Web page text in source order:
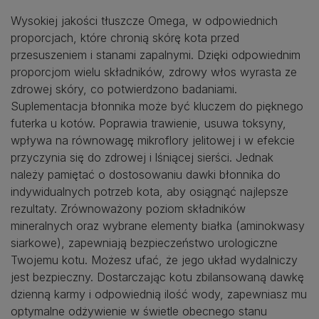
Wysokiej jakości tłuszcze Omega, w odpowiednich
proporcjach, które chronią skórę kota przed
przesuszeniem i stanami zapalnymi. Dzięki odpowiednim
proporcjom wielu składników, zdrowy włos wyrasta ze
zdrowej skóry, co potwierdzono badaniami.
Suplementacja błonnika może być kluczem do pięknego
futerka u kotów. Poprawia trawienie, usuwa toksyny,
wpływa na równowagę mikroflory jelitowej i w efekcie
przyczynia się do zdrowej i lśniącej sierści. Jednak
należy pamiętać o dostosowaniu dawki błonnika do
indywidualnych potrzeb kota, aby osiągnąć najlepsze
rezultaty. Zrównoważony poziom składników
mineralnych oraz wybrane elementy białka (aminokwasy
siarkowe), zapewniają bezpieczeństwo urologiczne
Twojemu kotu. Możesz ufać, że jego układ wydalniczy
jest bezpieczny. Dostarczając kotu zbilansowaną dawkę
dzienną karmy i odpowiednią ilość wody, zapewniasz mu
optymalne odżywienie w świetle obecnego stanu